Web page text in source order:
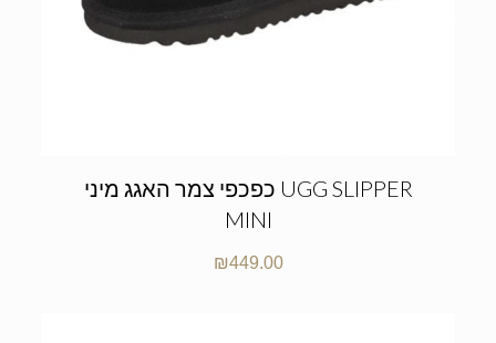
כפכפי צמר האגג מיני UGG SLIPPER
MINI
₪449.00